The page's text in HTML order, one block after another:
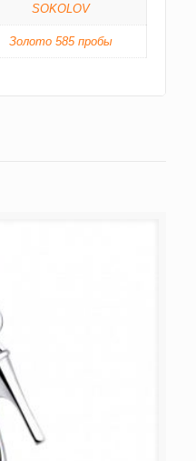
SOKOLOV
Золото 585 пробы